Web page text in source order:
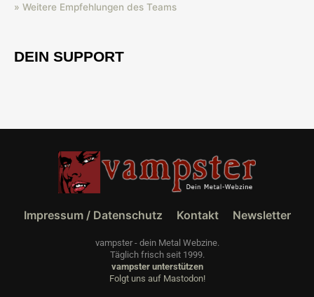
» Weitere Empfehlungen des Teams
DEIN SUPPORT
Impressum / Datenschutz Kontakt Newsletter
vampster - dein Metal Webzine.
Täglich frisch seit 1999.
vampster unterstützen
Folgt uns auf Mastodon!